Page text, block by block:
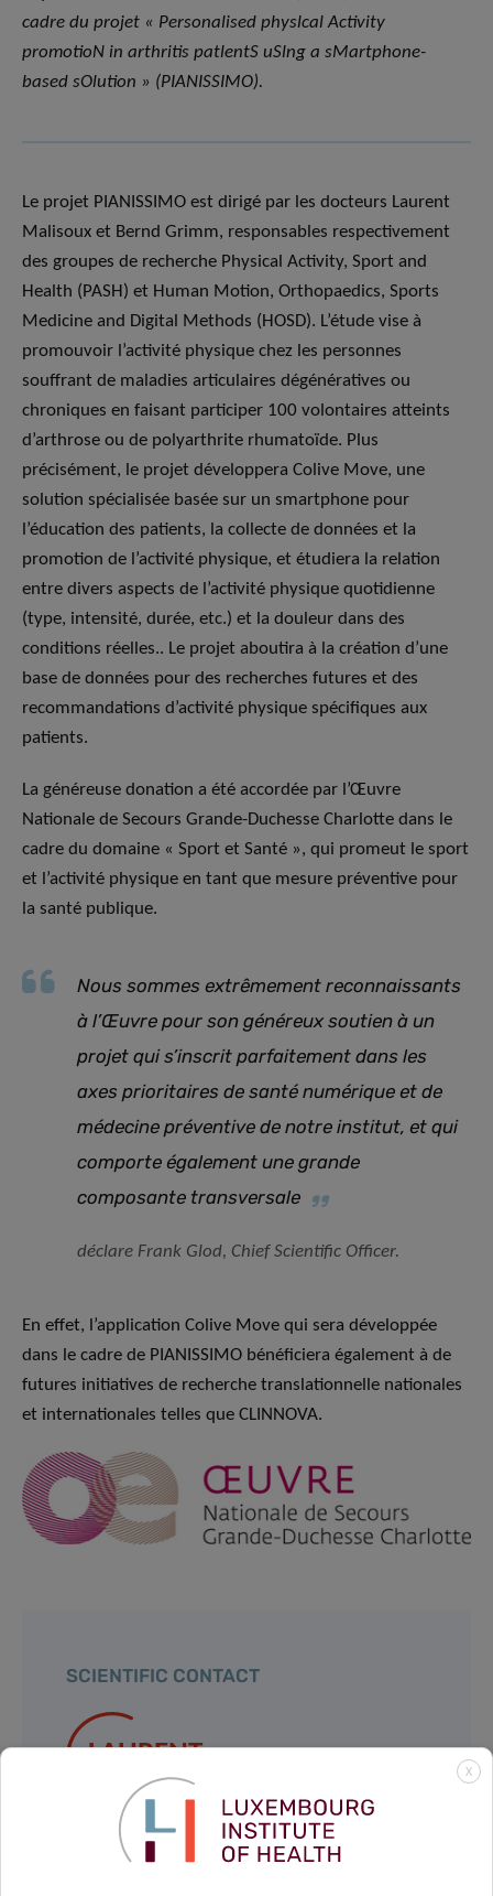
cadre du projet « Personalised physlcal Activity
promotioN in arthritis patlentS uSlng a sMartphone-
based sOlution » (PIANISSIMO).
Le projet PIANISSIMO est dirigé par les docteurs Laurent
Malisoux et Bernd Grimm, responsables respectivement
des groupes de recherche Physical Activity, Sport and
Health (PASH) et Human Motion, Orthopaedics, Sports
Medicine and Digital Methods (HOSD). L’étude vise à
promouvoir l’activité physique chez les personnes
souffrant de maladies articulaires dégénératives ou
chroniques en faisant participer 100 volontaires atteints
d’arthrose ou de polyarthrite rhumatoïde. Plus
précisément, le projet développera Colive Move, une
solution spécialisée basée sur un smartphone pour
l’éducation des patients, la collecte de données et la
promotion de l’activité physique, et étudiera la relation
entre divers aspects de l’activité physique quotidienne
(type, intensité, durée, etc.) et la douleur dans des
conditions réelles.. Le projet aboutira à la création d’une
base de données pour des recherches futures et des
recommandations d’activité physique spécifiques aux
patients.
La généreuse donation a été accordée par l’Œuvre
Nationale de Secours Grande-Duchesse Charlotte dans le
cadre du domaine « Sport et Santé », qui promeut le sport
et l’activité physique en tant que mesure préventive pour
la santé publique.
Nous sommes extrêmement reconnaissants
à l’Œuvre pour son généreux soutien à un
projet qui s’inscrit parfaitement dans les
axes prioritaires de santé numérique et de
médecine préventive de notre institut, et qui
comporte également une grande
composante transversale
déclare Frank Glod, Chief Scientific Officer.
En effet, l’application Colive Move qui sera développée
dans le cadre de PIANISSIMO bénéficiera également à de
futures initiatives de recherche translationnelle nationales
et internationales telles que CLINNOVA.
SCIENTIFIC CONTACT
LAURENT
MALISOUX
Head of the Physical Activity, Sport and
Health Group
X